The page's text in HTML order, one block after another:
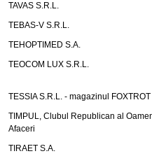
TAVAS S.R.L.
TEBAS-V S.R.L.
TEHOPTIMED S.A.
TEOCOM LUX S.R.L.
TESSIA S.R.L. - magazinul FOXTROT
TIMPUL, Clubul Republican al
Afaceri
TIRAET S.A.